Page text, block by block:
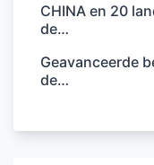
CHINA en 20
de…
Geavanceerde
de…